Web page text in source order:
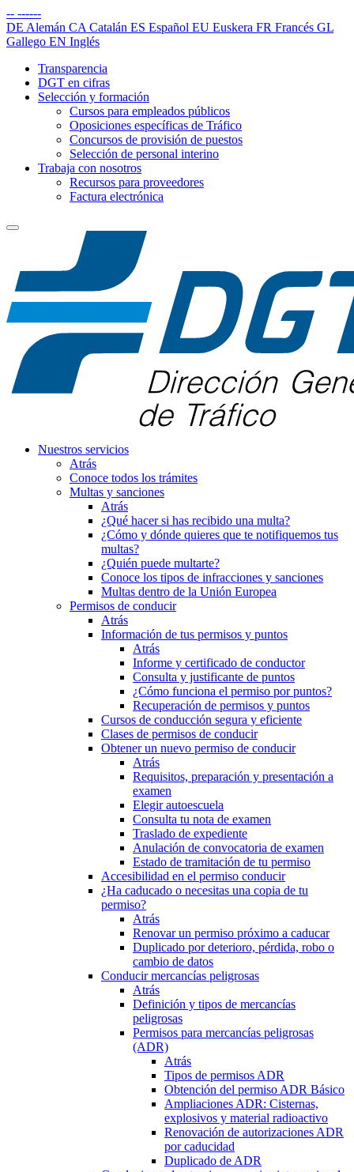
-- ------
DE Alemán CA Catalán ES Español EU Euskera FR Francés GL
Gallego EN Inglés
Transparencia
DGT en cifras
Selección y formación
Cursos para empleados públicos
Oposiciones específicas de Tráfico
Concursos de provisión de puestos
Selección de personal interino
Trabaja con nosotros
Recursos para proveedores
Factura electrónica
Nuestros servicios
Atrás
Conoce todos los trámites
Multas y sanciones
Atrás
¿Qué hacer si has recibido una multa?
¿Cómo y dónde quieres que te notifiquemos tus
multas?
¿Quién puede multarte?
Conoce los tipos de infracciones y sanciones
Multas dentro de la Unión Europea
Permisos de conducir
Atrás
Información de tus permisos y puntos
Atrás
Informe y certificado de conductor
Consulta y justificante de puntos
¿Cómo funciona el permiso por puntos?
Recuperación de permisos y puntos
Cursos de conducción segura y eficiente
Clases de permisos de conducir
Obtener un nuevo permiso de conducir
Atrás
Requisitos, preparación y presentación a
examen
Elegir autoescuela
Consulta tu nota de examen
Traslado de expediente
Anulación de convocatoria de examen
Estado de tramitación de tu permiso
Accesibilidad en el permiso conducir
¿Ha caducado o necesitas una copia de tu
permiso?
Atrás
Renovar un permiso próximo a caducar
Duplicado por deterioro, pérdida, robo o
cambio de datos
Conducir mercancías peligrosas
Atrás
Definición y tipos de mercancías
peligrosas
Permisos para mercancías peligrosas
(ADR)
Atrás
Tipos de permisos ADR
Obtención del permiso ADR Básico
Ampliaciones ADR: Cisternas,
explosivos y material radioactivo
Renovación de autorizaciones ADR
por caducidad
Duplicado de ADR